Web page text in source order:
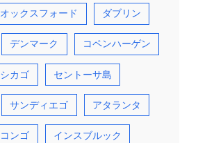
オックスフォード ダブリン
デンマーク コペンハーゲン
シカゴ セントーサ島
サンディエゴ アタランタ
コンゴ インスブルック